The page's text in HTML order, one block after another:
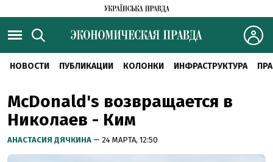
НОВОСТИ ПУБЛИКАЦИИ КОЛОНКИ ИНФРАСТРУКТУРА
McDonald's возвращается в
Николаев - Ким
АНАСТАСИЯ ДЯЧКИНА — 24 МАРТА, 12:50